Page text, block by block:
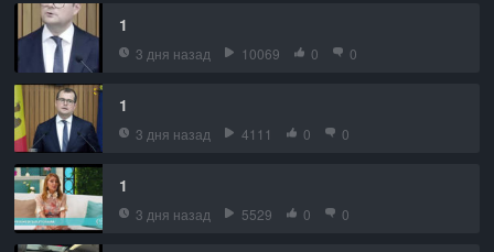
1
3 дня назад 10069 0 0
1
3 дня назад 4111 0 0
1
3 дня назад 5529 0 0